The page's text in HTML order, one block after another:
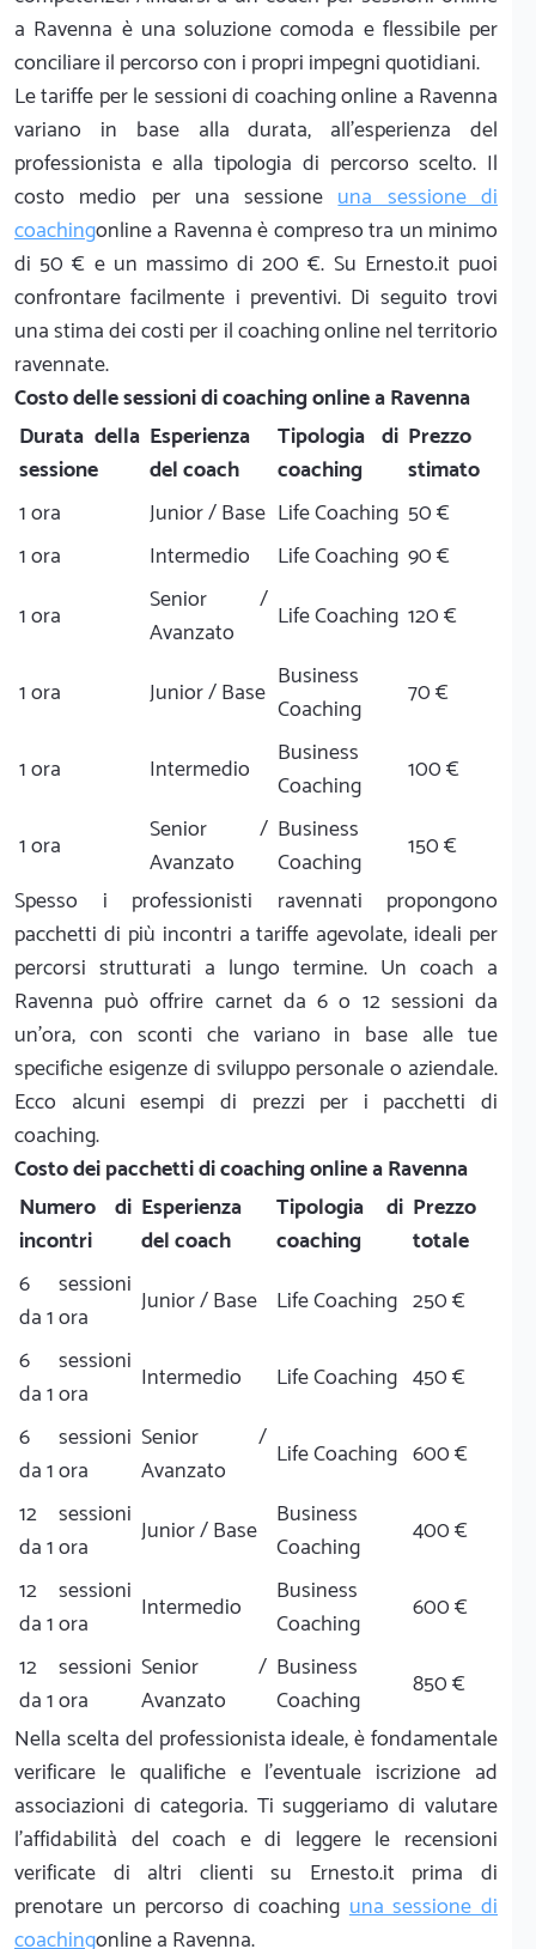
a Ravenna è una soluzione comoda e flessibile per
conciliare il percorso con i propri impegni quotidiani.
Le tariffe per le sessioni di coaching online a Ravenna
variano in base alla durata, all'esperienza del
professionista e alla tipologia di percorso scelto. Il
costo medio per una sessioneuna sessione di
coachingonline a Ravenna è compreso tra un minimo
di 50 € e un massimo di 200 €. Su Ernesto.it puoi
confrontare facilmente i preventivi. Di seguito trovi
una stima dei costi per il coaching online nel territorio
ravennate.
Costo delle sessioni di coaching online a Ravenna
Durata della
sessione
Esperienza
del coach
Tipologia di
coaching
Prezzo
stimato
1 ora
Junior / Base Life Coaching 50 €
1 ora
Intermedio Life Coaching 90 €
1 ora
Senior /
Avanzato
Life Coaching 120 €
1 ora Junior / Base Business
Coaching
70 €
1 ora Intermedio
Business
Coaching
100 €
1 ora
Senior /
Avanzato
Business
Coaching
150 €
Spesso i professionisti ravennati propongono
pacchetti di più incontri a tariffe agevolate, ideali per
percorsi strutturati a lungo termine. Un coach a
Ravenna può offrire carnet da 6 o 12 sessioni da
un'ora, con sconti che variano in base alle tue
specifiche esigenze di sviluppo personale o aziendale.
Ecco alcuni esempi di prezzi per i pacchetti di
coaching.
Costo dei pacchetti di coaching online a Ravenna
Numero di
incontri
Esperienza
del coach
Tipologia di
coaching
Prezzo
totale
6 sessioni
da 1 ora
Junior / Base Life Coaching 250 €
6 sessioni
da 1 ora
Intermedio Life Coaching 450 €
6 sessioni
da 1 ora
Senior /
Avanzato
Life Coaching 600 €
12 sessioni
da 1 ora
Junior / Base Business
Coaching
400 €
12 sessioni
da 1 ora
Intermedio
Business
Coaching
600 €
12 sessioni
da 1 ora
Senior /
Avanzato
Business
Coaching
850 €
Nella scelta del professionista ideale, è fondamentale
verificare le qualifiche e l'eventuale iscrizione ad
associazioni di categoria. Ti suggeriamo di valutare
l'affidabilità del coach e di leggere le recensioni
verificate di altri clienti su Ernesto.it prima di
prenotare un percorso di coachinguna sessione di
coachingonline a Ravenna.